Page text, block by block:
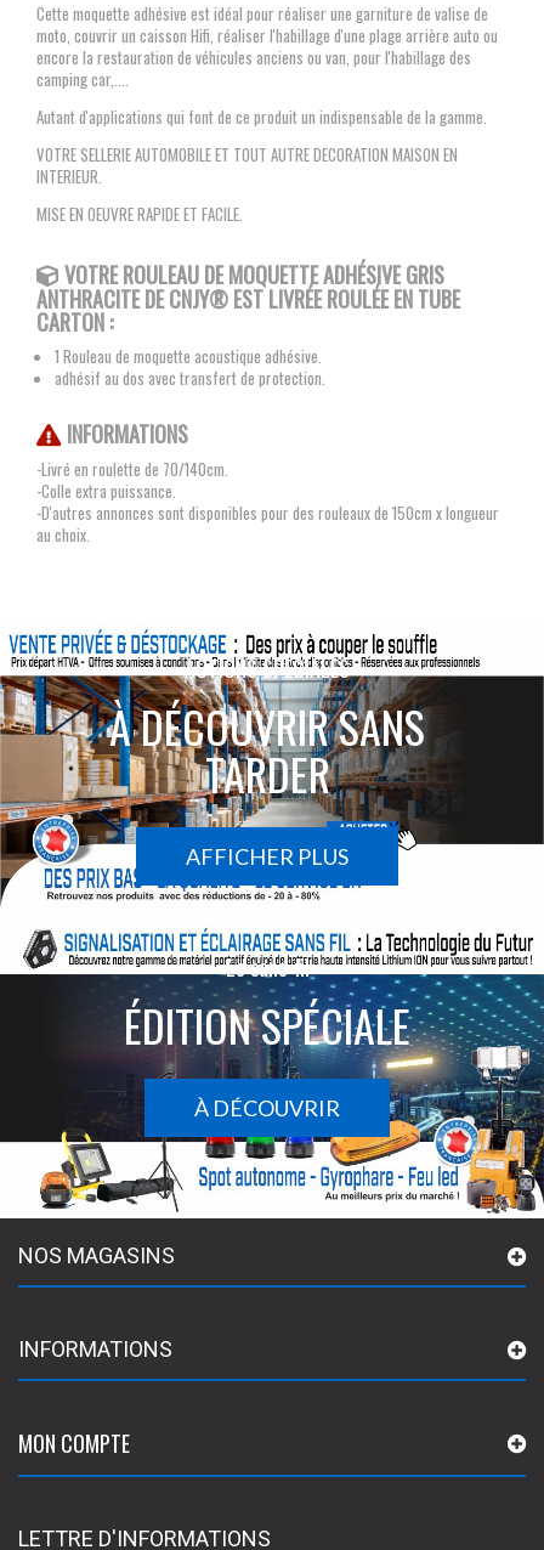
Cette moquette adhésive est idéal pour réaliser une garniture de valise de
moto, couvrir un caisson Hifi, réaliser l'habillage d'une plage arrière auto ou
encore la restauration de véhicules anciens ou van, pour l'habillage des
camping car,....
Autant d'applications qui font de ce produit un indispensable de la gamme.
VOTRE SELLERIE AUTOMOBILE ET TOUT AUTRE DECORATION MAISON EN
INTERIEUR.
MISE EN OEUVRE RAPIDE ET FACILE.
VOTRE ROULEAU DE MOQUETTE ADHÉSIVE GRIS
ANTHRACITEDE CNJY®EST LIVRÉE ROULÉE EN TUBE
CARTON :
1 Rouleau de moquette acoustique adhésive.
adhésif au dos avec transfert de protection.
INFORMATIONS
-Livré en roulette de 70/140cm.
-Colle extra puissance.
-D'autres annonces sont disponibles pour des rouleaux de 150cm x longueur
au choix.
ACTIONS SPÉCIALES
À DÉCOUVRIR SANS
TARDER
AFFICHER PLUS
Le sans-fil
ÉDITION SPÉCIALE
À DÉCOUVRIR
NOS MAGASINS
INFORMATIONS
MON COMPTE
LETTRE D'INFORMATIONS